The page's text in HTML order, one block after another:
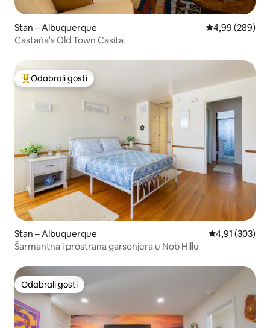
Stan – Albuquerque Prosječna
4,99 (289)
Castaña's Old Town Casita
Među najviše rangiranima s oznakom „Odabrali gosti”
Odabrali gosti
Stan – Albuquerque Prosječna
4,91 (303)
Šarmantna i prostrana garsonjera u Nob Hillu
Odabrali gosti
Odabrali gosti